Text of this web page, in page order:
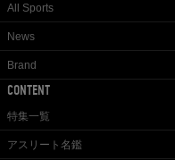
All Sports
News
Brand
CONTENT
特集一覧
アスリート名鑑